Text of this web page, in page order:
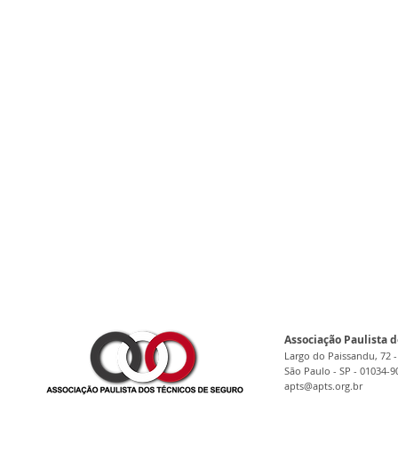
Associação Paulista
Largo do Paissandu, 72
São Paulo - SP - 01034-
apts@apts.org.br